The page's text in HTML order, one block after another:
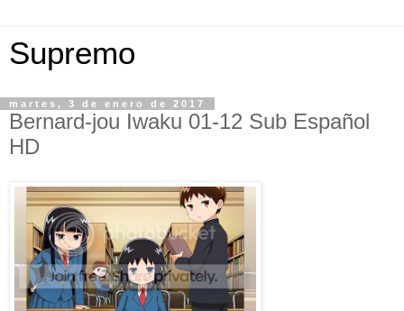
Supremo
martes, 3 de enero de 2017
Bernard-jou Iwaku 01-12 Sub Español
HD